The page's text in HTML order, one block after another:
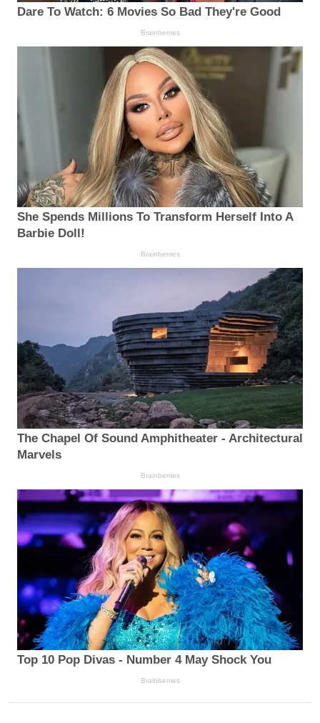
Dare To Watch: 6 Movies So Bad They're Good
Brainberries
She Spends Millions To Transform Herself Into A
Barbie Doll!
Brainberries
The Chapel Of Sound Amphitheater - Architectural
Marvels
Brainberries
Top 10 Pop Divas - Number 4 May Shock You
Brainberries